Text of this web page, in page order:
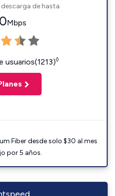
de hasta
Mbps
usuarios(1213)◊
Fiber desde solo $30 al mes
por 5 años.